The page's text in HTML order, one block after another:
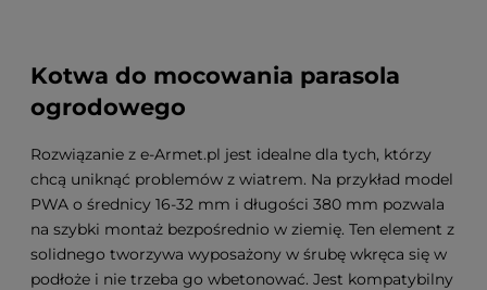
Kotwa do mocowania parasola
ogrodowego
Rozwiązanie z e-Armet.pl jest idealne dla tych, którzy
chcą uniknąć problemów z wiatrem. Na przykład model
PWA o średnicy 16-32 mm i długości 380 mm pozwala
na szybki montaż bezpośrednio w ziemię. Ten element z
solidnego tworzywa wyposażony w śrubę wkręca się w
podłoże i nie trzeba go wbetonować. Jest kompatybilny